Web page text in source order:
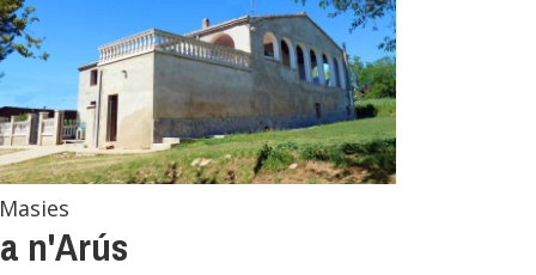
Masies
n'Arús